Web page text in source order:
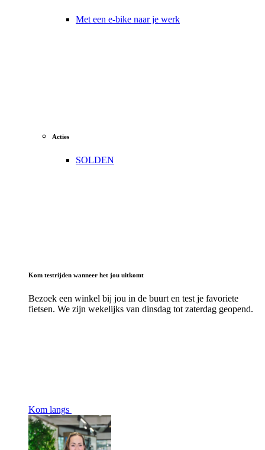
Met een e-bike naar je werk
Acties
SOLDEN
Kom testrijden wanneer het jou uitkomt
Bezoek een winkel bij jou in de buurt en test je favoriete
fietsen. We zijn wekelijks van dinsdag tot zaterdag geopend.
Kom langs